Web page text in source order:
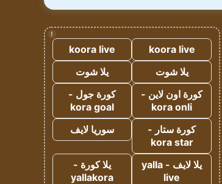
!
koora live
koora live
يلا شوت
يلا شوت
كورة اون لاين -
kora onli
كورة جول -
kora goal
كورة ستار -
kora star
سوريا لايف
يلا لايف - yalla
live
يلا كورة -
yallakora